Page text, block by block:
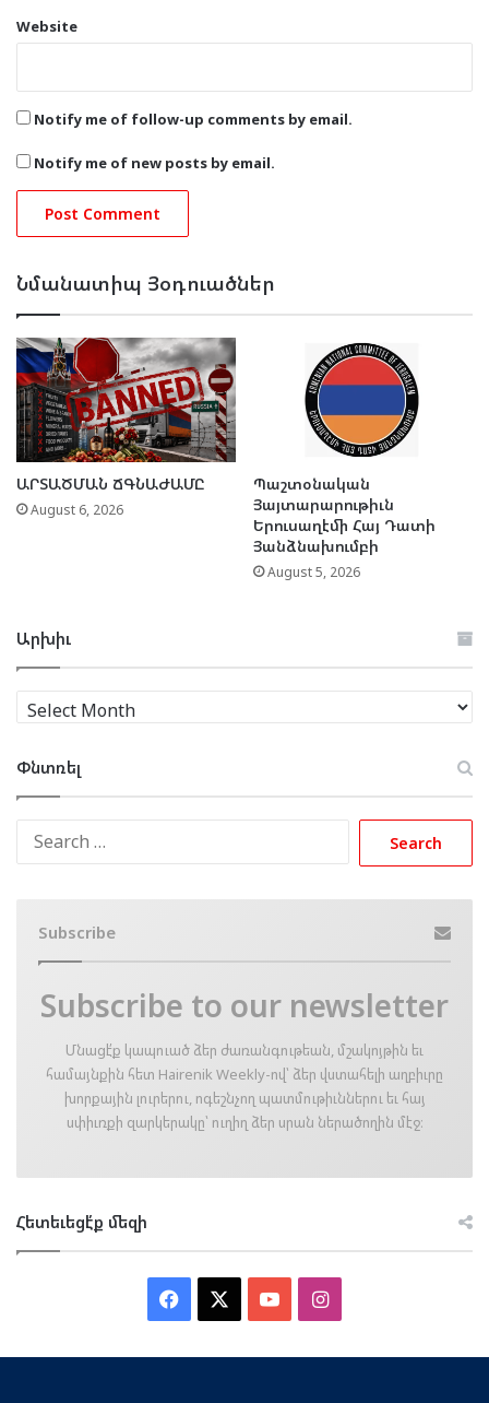
Website
Notify me of follow-up comments by email.
Notify me of new posts by email.
Նմանատիպ Յօդուածներ
ԱՐՏԱԾՄԱՆ ՃԳՆԱԺԱՄԸ
August 6, 2026
Պաշտօնական
Յայտարարութիւն
Երուսաղէմի Հայ Դատի
Յանձնախումբի
August 5, 2026
Արխիւ
Արխիւ
Փնտռել
Subscribe
Subscribe to our newsletter
Մնացէ՛ք կապուած ձեր ժառանգութեան, մշակոյթին եւ
համայնքին հետ Hairenik Weekly-ով՝ ձեր վստահելի աղբիւրը
խորքային լուրերու, ոգեշնչող պատմութիւններու եւ հայ
սփիւռքի զարկերակը՝ ուղիղ ձեր սրան ներածողին մէջ։
Հետեւեցէ՛ք մեզի
Facebook YouTubeInstagram